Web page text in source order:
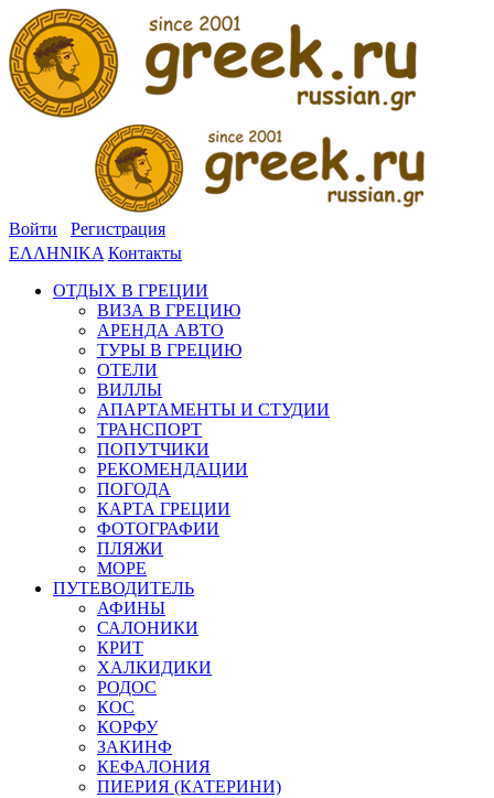
Войти
Регистрация
ΕΛΛΗΝΙΚΑ Контакты
ОТДЫХ В ГРЕЦИИ
ВИЗА В ГРЕЦИЮ
АРЕНДА АВТО
ТУРЫ В ГРЕЦИЮ
ОТЕЛИ
ВИЛЛЫ
АПАРТАМЕНТЫ И СТУДИИ
ТРАНСПОРТ
ПОПУТЧИКИ
РЕКОМЕНДАЦИИ
ПОГОДА
КАРТА ГРЕЦИИ
ФОТОГРАФИИ
ПЛЯЖИ
МОРЕ
ПУТЕВОДИТЕЛЬ
АФИНЫ
САЛОНИКИ
КРИТ
ХАЛКИДИКИ
РОДОС
КОС
КОРФУ
ЗАКИНФ
КЕФАЛОНИЯ
ПИЕРИЯ (КАТЕРИНИ)